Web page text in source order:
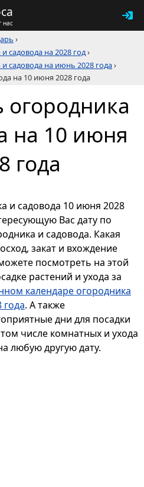
нас
›
садовода на 2028 год›
садовода на июнь 2028 года›
на 10 июня 2028 года
огородника
на 10 июня
года
и садовода 10 июня 2028
Вас дату по
и садовода. Какая
закат и вхождение
посмотреть на этой
растений и ухода за
календаре огородника
. А также
дни для посадки
числе комнатных и ухода
любую другую дату.